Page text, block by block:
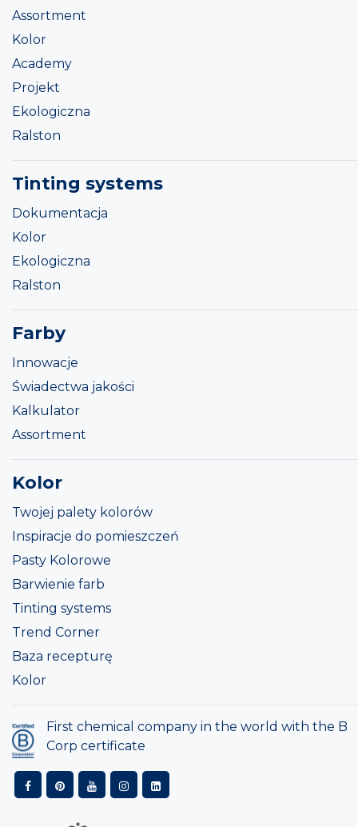
Assortment
Kolor
Academy
Projekt
Ekologiczna
Ralston
Tinting systems
Dokumentacja
Kolor
Ekologiczna
Ralston
Farby
Innowacje
Świadectwa jakości
Kalkulator
Assortment
Kolor
Twojej palety kolorów
Inspiracje do pomieszczeń
Pasty Kolorowe
Barwienie farb
Tinting systems
Trend Corner
Baza recepturę
Kolor
First chemical company in the world with the B
Corp certificate